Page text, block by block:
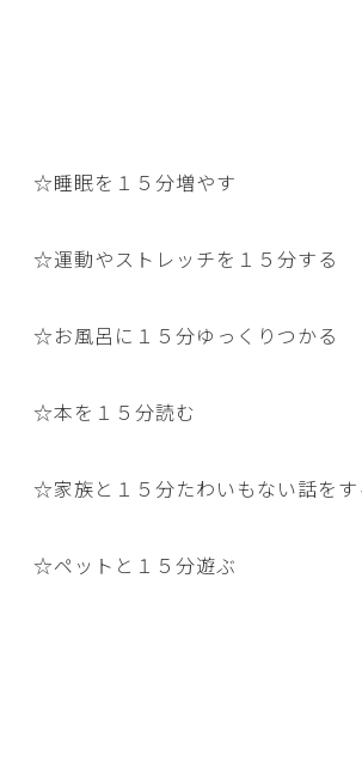
☆睡眠を１５分増やす
☆運動やストレッチを１５分する
☆お風呂に１５分ゆっくりつかる
☆本を１５分読む
☆家族と１５分たわいもない話をす
☆ペットと１５分遊ぶ